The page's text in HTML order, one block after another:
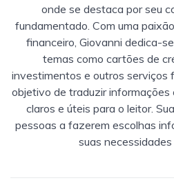
onde se destaca por seu
fundamentado. Com uma
financeiro, Giovanni dedica-
temas como cartões de
investimentos e outros serviços
objetivo de traduzir
claros e úteis para o leitor.
pessoas a fazerem escolhas
suas necessidades